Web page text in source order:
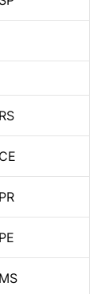
RS
CE
PR
PE
MS